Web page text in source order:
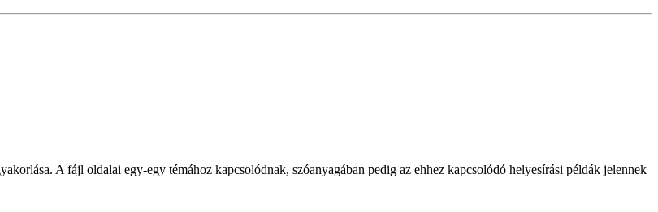
A fájl oldalai egy-egy témához kapcsolódnak, szóanyagában pedig az ehhez kapcsolódó helyesírási példák jelennek